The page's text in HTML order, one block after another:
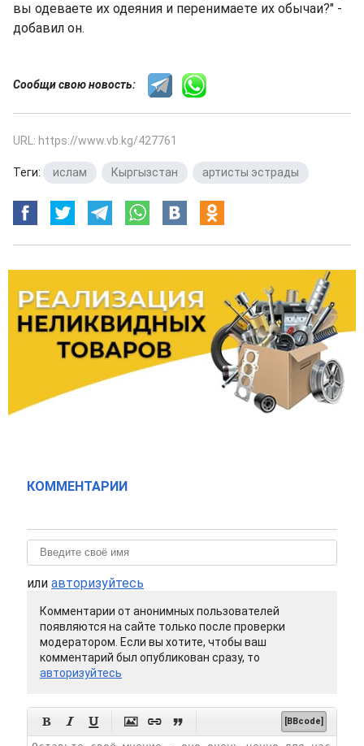
вы одеваете их одеяния и перенимаете их обычаи?" -
добавил он.
Сообщи свою новость:
URL: https://www.vb.kg/427761
Теги: ислам Кыргызстан артисты эстрады
КОММЕНТАРИИ
или авторизуйтесь
Комментарии от анонимных пользователей
появляются на сайте только после проверки
модератором. Если вы хотите, чтобы ваш
комментарий был опубликован сразу, то
авторизуйтесь
      [BBcode]